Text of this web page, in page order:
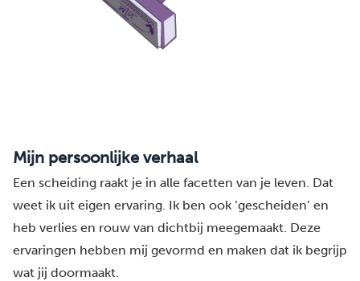
Mijn persoonlijke verhaal
Een scheiding raakt je in alle facetten van je leven. Dat
weet ik uit eigen ervaring. Ik ben ook ‘gescheiden’ en
heb verlies en rouw van dichtbij meegemaakt. Deze
ervaringen hebben mij gevormd en maken dat ik begrijp
wat jij doormaakt.